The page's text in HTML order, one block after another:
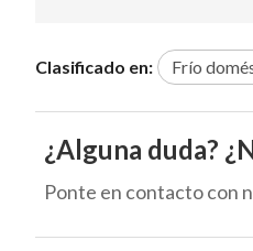
Clasificado en: Frío
¿Alguna duda?
Ponte en contacto con